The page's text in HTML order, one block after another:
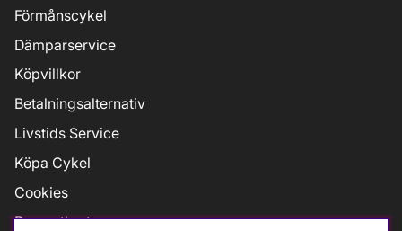
Förmånscykel
Dämparservice
Köpvillkor
Betalningsalternativ
Livstids Service
Köpa Cykel
Cookies
Presentkort